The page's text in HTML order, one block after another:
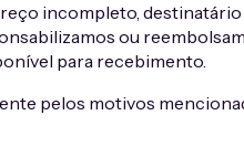
incompleto,
ou
para recebimento.
pelos motivos